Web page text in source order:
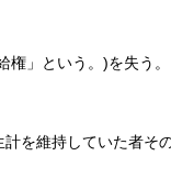
権」という。)を失う。
を維持していた者そ